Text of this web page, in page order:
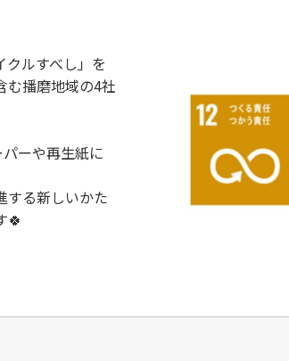
クルすべし」を
む播磨地域の4社
ーや再生紙に
する新しいかた
🍀